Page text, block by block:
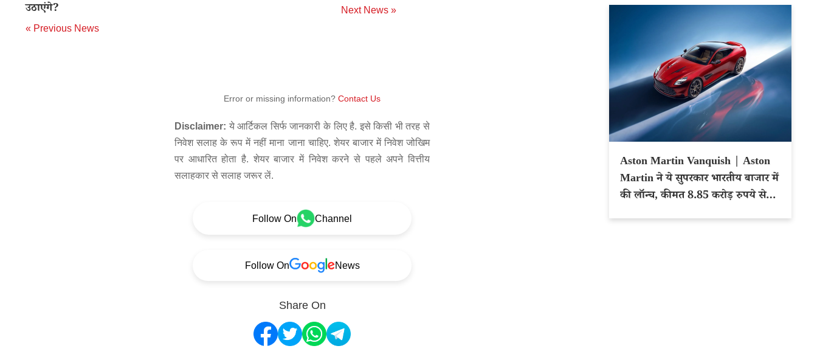
उठाएंगे?
« Previous News
Next News »
Error or missing information? Contact Us
Disclaimer: ये आर्टिकल सिर्फ जानकारी के लिए है. इसे किसी भी तरह से
निवेश सलाह के रूप में नहीं माना जाना चाहिए. शेयर बाजार में निवेश जोखिम
पर आधारित होता है. शेयर बाजार में निवेश करने से पहले अपने वित्तीय
सलाहकार से सलाह जरूर लें.
Follow On Channel
Follow On News
Share On
Aston Martin Vanquish | Aston
Martin ने ये सुपरकार भारतीय बाजार में
की लॉन्च, कीमत 8.85 करोड़ रुपये से